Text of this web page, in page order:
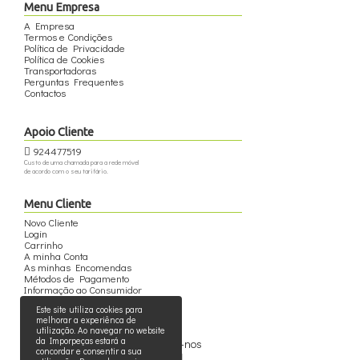
Menu Empresa
A Empresa
Termos e Condições
Política de Privacidade
Política de Cookies
Transportadoras
Perguntas Frequentes
Contactos
Apoio Cliente
924477519
Custo de uma chamada para a rede móvel
de acordo com o seu tarifário.
Menu Cliente
Novo Cliente
Login
Carrinho
A minha Conta
As minhas Encomendas
Métodos de Pagamento
Informação ao Consumidor
Siga-nos
Este site utiliza cookies para
melhorar a experiênca de
utilização. Ao navegar no website
da Imporpeças estará a
concordar e consentir a sua